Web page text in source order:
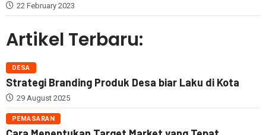
22 February 2023
Artikel Terbaru:
DESA
Strategi Branding Produk Desa biar Laku di Kota
29 August 2025
PEMASARAN